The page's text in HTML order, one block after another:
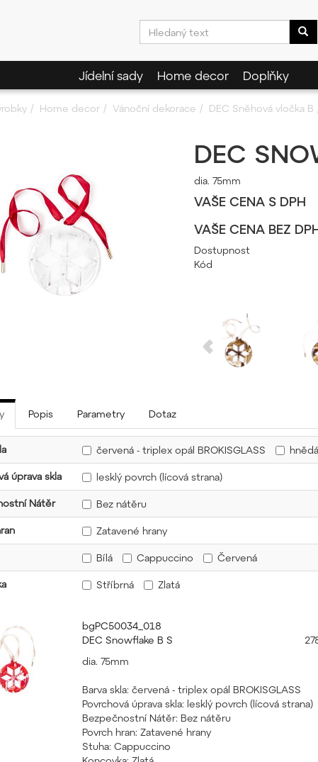
Jídelní sady Home decor Doplňky
Home decor Vánoční dekorace DEC Sněhová vločka B
DEC
dia. 75mm
VAŠE CENA S DPH
VAŠE CENA BEZ
Dostupnost
Kód
Popis Parametry Dotaz
červená - triplex opál BROKISGLASS
úprava skla lesklý povrch (lícová strana)
Nátěr Bez nátěru
Zatavené hrany
Bílá Cappuccino Červená
Stříbrná Zlatá
bgPC50034_018
DEC Snowflake B S
dia. 75mm
Barva skla: červená - triplex opál BROKISGLASS
Povrchová úprava skla: lesklý povrch (lícová strana)
Bezpečnostní Nátěr: Bez nátěru
Povrch hran: Zatavené hrany
Stuha: Cappuccino